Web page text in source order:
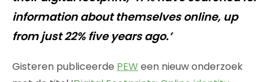
information about themselves online, up
from just 22% five years ago.’
Gisteren publiceerde PEW een nieuw onderzoek